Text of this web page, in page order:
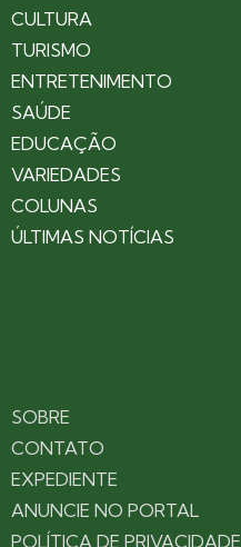
CULTURA
TURISMO
ENTRETENIMENTO
SAÚDE
EDUCAÇÃO
VARIEDADES
COLUNAS
ÚLTIMAS NOTÍCIAS
SOBRE
CONTATO
EXPEDIENTE
ANUNCIE NO PORTAL
POLÍTICA DE PRIVACIDADE